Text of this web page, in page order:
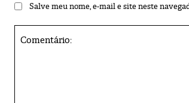
Salve meu nome, e-mail e site neste